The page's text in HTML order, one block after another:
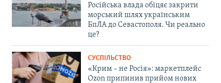
Російська влада обіцяє закрити
морський шлях українським
БпЛА до Севастополя. Чи реально
це?
СУСПІЛЬСТВО
«Крим – не Росія»: маркетплейс
Ozon припинив прийом нових